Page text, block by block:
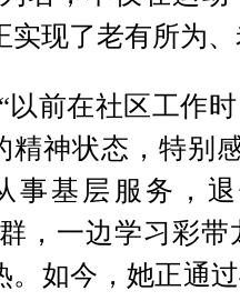
实现了老有所为
“以前在社区工作
精神状态，特别
事基层服务，
，一边学习彩
。如今，她正通